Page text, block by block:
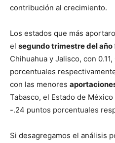
contribución al crecimiento.
Los estados que más
el segundo trimestre del año
Chihuahua y Jalisco, con
porcentuales
con las menores
Tabasco, el Estado de
-.24 puntos porcentuales
Si desagregamos el análisis